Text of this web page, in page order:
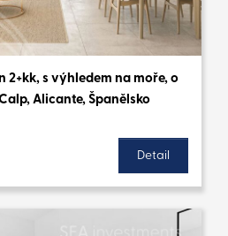
2+kk, s výhledem na moře, o
Alicante, Španělsko
Detail